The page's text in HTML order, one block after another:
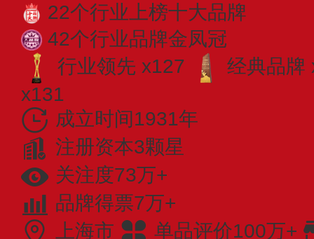
22个行业上榜十大品牌
42个行业品牌金凤冠
行业领先 x127
经典品牌
x131
成立时间1931年
注册资本3颗星
关注度73万+
品牌得票7万+
上海市
单品评价100万+